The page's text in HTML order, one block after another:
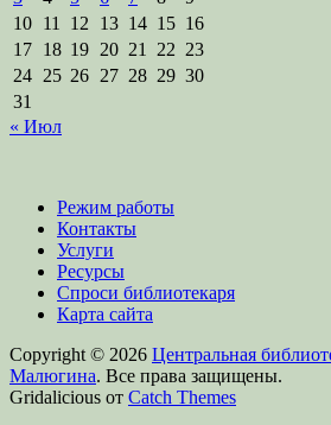
10 11 12 13 14 15 16
17 18 19 20 21 22 23
24 25 26 27 28 29 30
31
« Июл
Режим работы
Контакты
Услуги
Ресурсы
Спроси библиотекаря
Карта сайта
Copyright © 2026 Центральная
Малюгина. Все права защищены.
Gridalicious от Catch Themes